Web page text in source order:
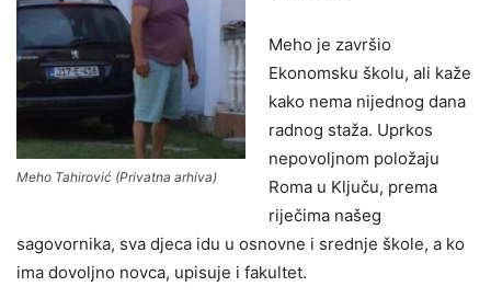
Meho Tahirović (Privatna arhiva)
Meho je završio
Ekonomsku školu, ali kaže
kako nema nijednog dana
radnog staža. Uprkos
nepovoljnom položaju
Roma u Ključu, prema
riječima našeg
sagovornika, sva djeca idu u osnovne i srednje škole, a ko
ima dovoljno novca, upisuje i fakultet.